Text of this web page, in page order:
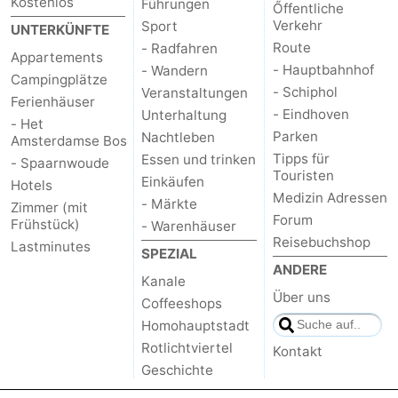
UNTERKÜNFTE
Appartements
Campingplätze
Ferienhäuser
- Het
Amsterdamse Bos
- Spaarnwoude
Hotels
Zimmer (mit
Frühstück)
Lastminutes
Führungen
Sport
- Radfahren
- Wandern
Veranstaltungen
Unterhaltung
Nachtleben
Essen und trinken
Einkäufen
- Märkte
- Warenhäuser
SPEZIAL
Kanale
Coffeeshops
Homohauptstadt
Rotlichtviertel
Geschichte
Őffentliche
Verkehr
Route
- Hauptbahnhof
- Schiphol
- Eindhoven
Parken
Tipps für
Touristen
Medizin Adressen
Forum
Reisebuchshop
ANDERE
Über uns
Kontakt